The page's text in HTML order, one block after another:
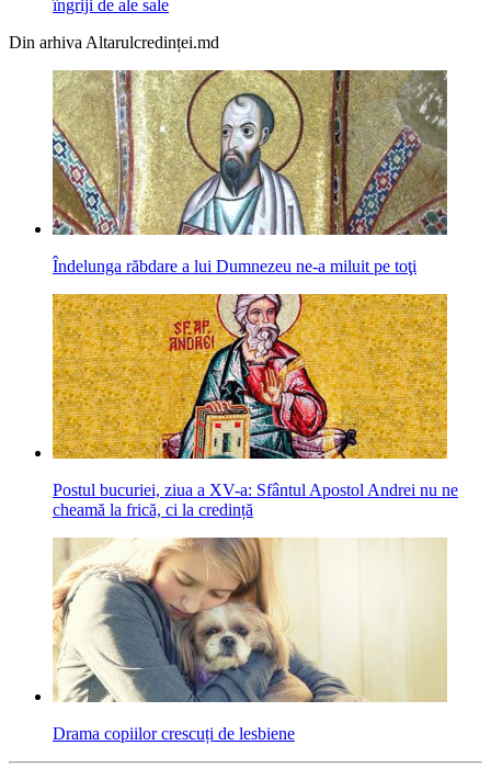
îngriji de ale sale
Din arhiva Altarulcredinței.md
Îndelunga răbdare a lui Dumnezeu ne-a miluit pe toţi
Postul bucuriei, ziua a XV-a: Sfântul Apostol Andrei nu ne
cheamă la frică, ci la credință
Drama copiilor crescuți de lesbiene